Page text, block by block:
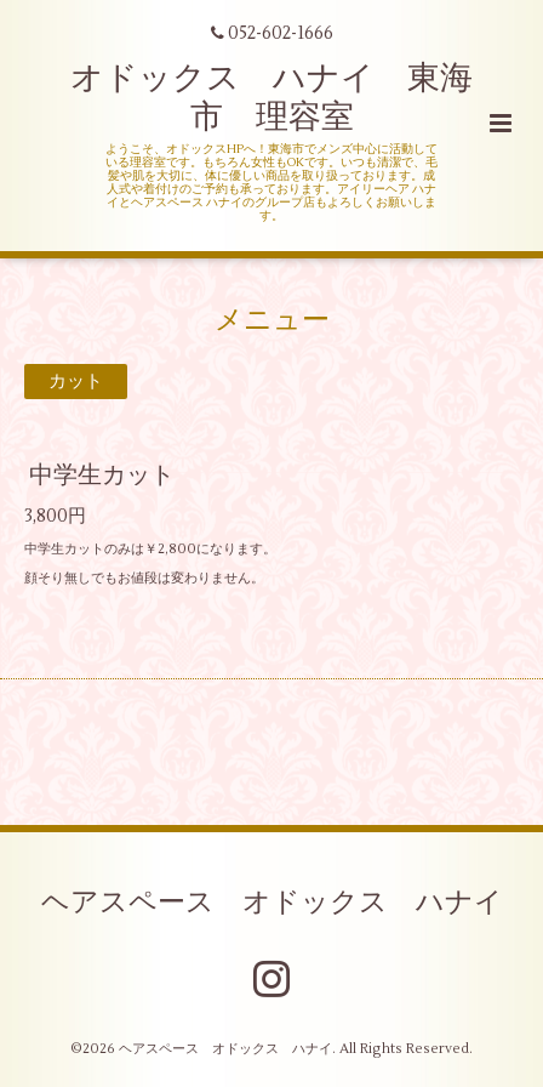
052-602-1666
オドックス ハナイ 東海
市 理容室
ようこそ、オドックスHPへ！東海市でメンズ中心に活動して
いる理容室です。もちろん女性もOKです。いつも清潔で、毛
髪や肌を大切に、体に優しい商品を取り扱っております。成
人式や着付けのご予約も承っております。アイリーヘア ハナ
イとヘアスペース ハナイのグループ店もよろしくお願いしま
す。
メニュー
カット
中学生カット
3,800円
中学生カットのみは￥2,800になります。
顔そり無しでもお値段は変わりません。
ヘアスペース オドックス ハナイ
©2026 ヘアスペース オドックス ハナイ . All Rights Reserved.